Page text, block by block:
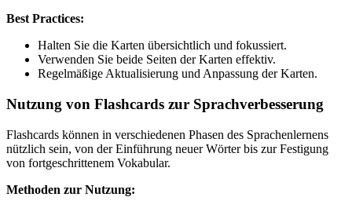
Best Practices:
Halten Sie die Karten übersichtlich und fokussiert.
Verwenden Sie beide Seiten der Karten effektiv.
Regelmäßige Aktualisierung und Anpassung der Karten.
Nutzung von Flashcards zur Sprachverbesserung
Flashcards können in verschiedenen Phasen des Sprachenlernens
nützlich sein, von der Einführung neuer Wörter bis zur Festigung
von fortgeschrittenem Vokabular.
Methoden zur Nutzung: